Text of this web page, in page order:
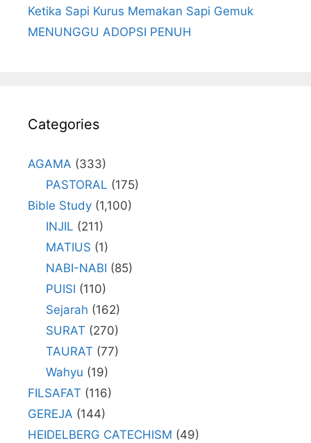
Ketika Sapi Kurus Memakan Sapi Gemuk
MENUNGGU ADOPSI PENUH
Categories
AGAMA (333)
PASTORAL (175)
Bible Study (1,100)
INJIL (211)
MATIUS (1)
NABI-NABI (85)
PUISI (110)
Sejarah (162)
SURAT (270)
TAURAT (77)
Wahyu (19)
FILSAFAT (116)
GEREJA (144)
HEIDELBERG CATECHISM (49)